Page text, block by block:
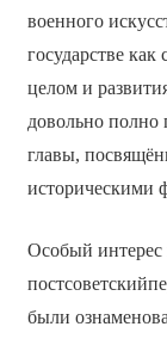
военного
государстве
целом и
довольно полно
главы,
историческими
Особый интерес
были